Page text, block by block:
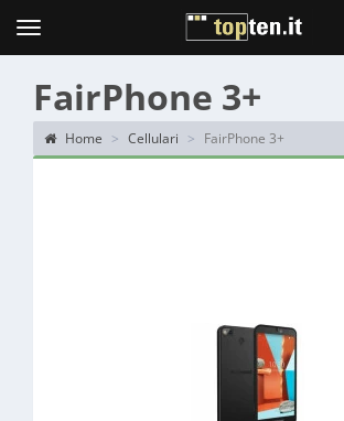
Topten
Menu
FairPhone 3+
Home Cellulari FairPhone 3+